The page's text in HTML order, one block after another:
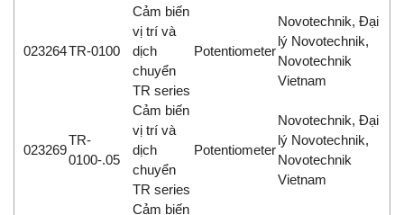
023264TR-0100
Cảm biến
vị trí và
dịch
chuyển
TR series
Potentiometer
Novotechnik, Đại
lý Novotechnik,
Novotechnik
Vietnam
023269
TR-
0100-.05
Cảm biến
vị trí và
dịch
chuyển
TR series
Potentiometer
Novotechnik, Đại
lý Novotechnik,
Novotechnik
Vietnam
Cảm biến